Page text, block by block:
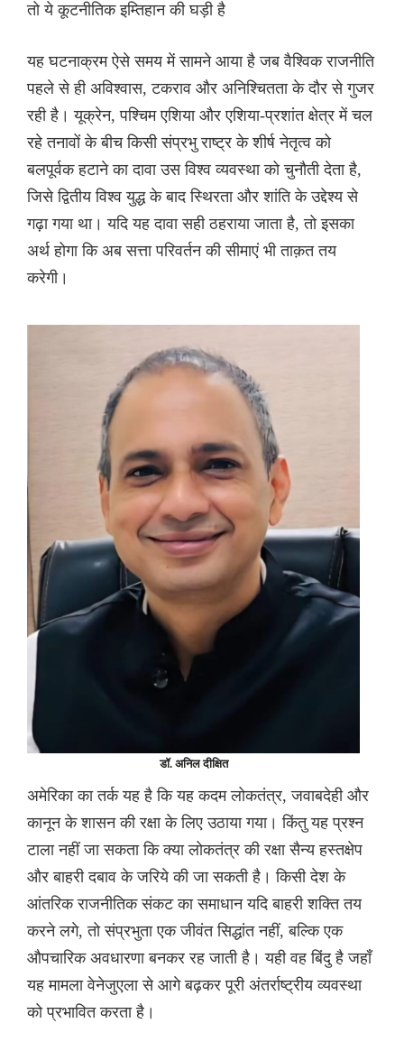
तो ये कूटनीतिक इम्तिहान की घड़ी है
यह घटनाक्रम ऐसे समय में सामने आया है जब वैश्विक राजनीति
पहले से ही अविश्वास, टकराव और अनिश्चितता के दौर से गुजर
रही है। यूक्रेन, पश्चिम एशिया और एशिया-प्रशांत क्षेत्र में चल
रहे तनावों के बीच किसी संप्रभु राष्ट्र के शीर्ष नेतृत्व को
बलपूर्वक हटाने का दावा उस विश्व व्यवस्था को चुनौती देता है,
जिसे द्वितीय विश्व युद्ध के बाद स्थिरता और शांति के उद्देश्य से
गढ़ा गया था। यदि यह दावा सही ठहराया जाता है, तो इसका
अर्थ होगा कि अब सत्ता परिवर्तन की सीमाएं भी ताक़त तय
करेगी।
डॉ. अनिल दीक्षित
अमेरिका का तर्क यह है कि यह कदम लोकतंत्र, जवाबदेही और
कानून के शासन की रक्षा के लिए उठाया गया। किंतु यह प्रश्न
टाला नहीं जा सकता कि क्या लोकतंत्र की रक्षा सैन्य हस्तक्षेप
और बाहरी दबाव के जरिये की जा सकती है। किसी देश के
आंतरिक राजनीतिक संकट का समाधान यदि बाहरी शक्ति तय
करने लगे, तो संप्रभुता एक जीवंत सिद्धांत नहीं, बल्कि एक
औपचारिक अवधारणा बनकर रह जाती है। यही वह बिंदु है जहाँ
यह मामला वेनेजुएला से आगे बढ़कर पूरी अंतर्राष्ट्रीय व्यवस्था
को प्रभावित करता है।